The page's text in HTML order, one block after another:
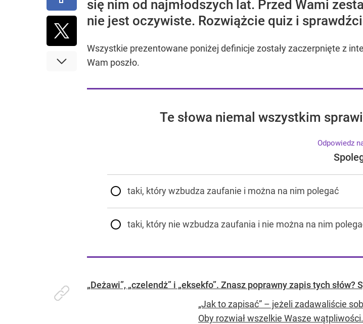
się nim od najmłodszych lat. Przed Wami
nie jest oczywiste. Rozwiążcie quiz i
Wszystkie prezentowane poniżej definicje zostały zaczerpnięte z
Wam poszło.
Te słowa niemal wszystkim
Odpowiedz
taki, który wzbudza zaufanie i można na nim polegać
taki, który nie wzbudza zaufania i nie można na nim
„Deżawi”, „czelendż” i „eksekfo”. Znasz poprawny zapis tych
„Jak to zapisać” – jeżeli zadawaliście
Oby rozwiał wszelkie Wasze